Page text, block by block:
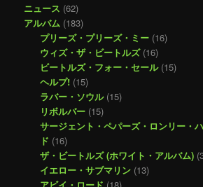
ン
ニュース (62)
アルバム (183)
プリーズ・プリーズ・ミー(16)
ウィズ・ザ・ビートルズ(16)
ビートルズ・フォー・セール(15)
ヘルプ!(15)
ラバー・ソウル(15)
リボルバー(15)
サージェント・ペパーズ・ロンリー・
ド (16)
ザ・ビートルズ (ホワイト・アルバム)
イエロー・サブマリン(13)
アビイ・ロード (18)